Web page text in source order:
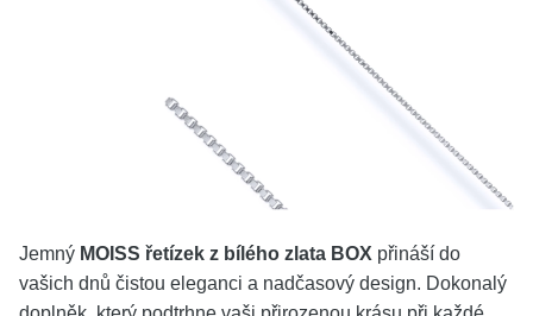
Slovensko
Jemný MOISS řetízek z bílého zlata BOX přináší do
vašich dnů čistou eleganci a nadčasový design. Dokonalý